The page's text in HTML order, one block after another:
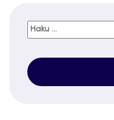
Haku: